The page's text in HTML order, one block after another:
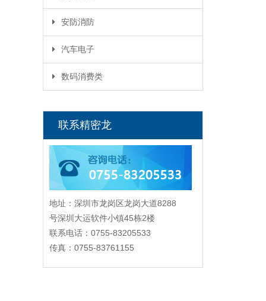
安防消防
汽车电子
数码消费类
联系精密龙
地址：深圳市龙岗区龙岗大道8288
号深圳大运软件小镇45栋2楼
联系电话：0755-83205533
传真：0755-83761155